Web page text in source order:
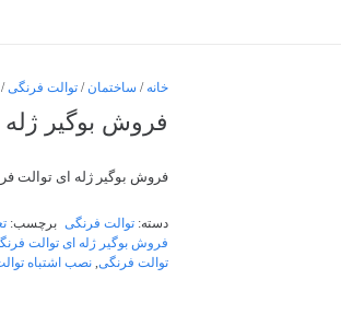
خانه / ساختمان/ توالت فرنگی/
فروش بوگیر ژله ای
فروش بوگیر ژله ای توالت فرنگی
دسته: توالت فرنگی برچسب:
فروش بوگیر ژله ای توالت فرنگی الیبرت
توالت فرنگی, نصب اشتباه